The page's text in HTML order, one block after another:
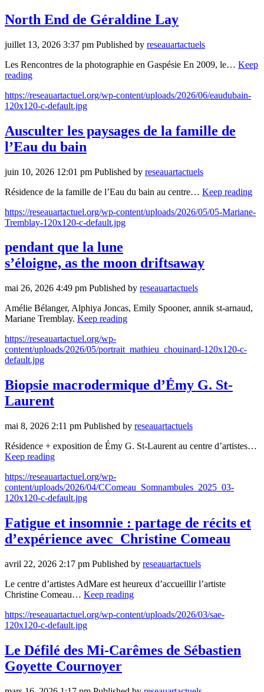
North End de Géraldine Lay
juillet 13, 2026 3:37 pm Published by reseauartactuels
Les Rencontres de la photographie en Gaspésie En 2009, le… Keep
reading
https://reseauartactuel.org/wp-content/uploads/2026/06/eaudubain-
120x120-c-default.jpg
Ausculter les paysages de la famille de
l’Eau du bain
juin 10, 2026 12:01 pm Published by reseauartactuels
Résidence de la famille de l’Eau du bain au centre… Keep reading
https://reseauartactuel.org/wp-content/uploads/2026/05/05-Mariane-
Tremblay-120x120-c-default.jpg
pendant que la lune
s’éloigne, as the moon driftsaway
mai 26, 2026 4:49 pm Published by reseauartactuels
Amélie Bélanger, Alphiya Joncas, Emily Spooner, annik st-arnaud,
Mariane Tremblay. Keep reading
https://reseauartactuel.org/wp-
content/uploads/2026/05/portrait_mathieu_chouinard-120x120-c-
default.jpg
Biopsie macrodermique d’Émy G. St-
Laurent
mai 8, 2026 2:11 pm Published by reseauartactuels
Résidence + exposition de Émy G. St-Laurent au centre d’artistes…
Keep reading
https://reseauartactuel.org/wp-
content/uploads/2026/04/CComeau_Somnambules_2025_03-
120x120-c-default.jpg
Fatigue et insomnie : partage de récits et
d’expérience avec Christine Comeau
avril 22, 2026 2:17 pm Published by reseauartactuels
Le centre d’artistes AdMare est heureux d’accueillir l’artiste
Christine Comeau… Keep reading
https://reseauartactuel.org/wp-content/uploads/2026/03/sae-
120x120-c-default.jpg
Le Défilé des Mi-Carêmes de Sébastien
Goyette Cournoyer